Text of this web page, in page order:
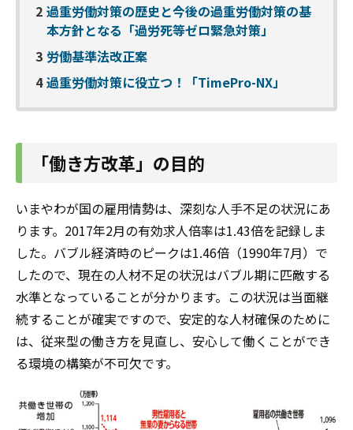
2 過重労働対策の歴史と今後の過重労働対策の基
本方針となる「過労死等ゼロ緊急対策」
3 労働基準法改正案
4 過重労働対策に役立つ！「TimePro-NX」
「働き方改革」の目的
いまやわが国の雇用情勢は、深刻な人手不足の状況にあ
ります。2017年2月の有効求人倍率は1.43倍を記録しま
した。バブル経済時のピークは1.46倍（1990年7月）で
したので、現在の人材不足の状況はバブル期に匹敵する
水準となっていることが分かります。この状況は当面継
続することが確実ですので、安定的な人材確保のために
は、従来型の働き方を見直し、安心して働くことができ
る環境の構築が不可欠です。